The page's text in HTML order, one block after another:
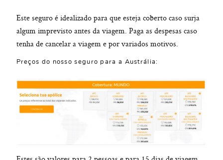
Este seguro é idealizado para que esteja coberto caso surja
algum imprevisto antes da viagem. Paga as despesas caso
tenha de cancelar a viagem e por variados motivos.
Preços do nosso seguro para a Austrália: